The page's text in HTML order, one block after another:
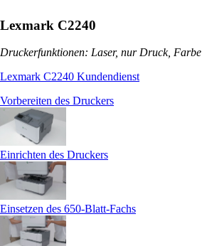
Lexmark C2240
Druckerfunktionen: Laser, nur Druck, Farbe
Lexmark C2240 Kundendienst
Vorbereiten des Druckers
Einrichten des Druckers
Einsetzen des 650-Blatt-Fachs